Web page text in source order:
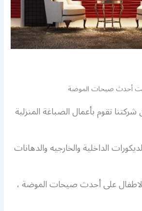
أحدث صيحات الموضة
تقوم بأعمال الصباغة المنزلية
الداخلية والخارجيه والدهانات
على أحدث صيحات الموضة ،